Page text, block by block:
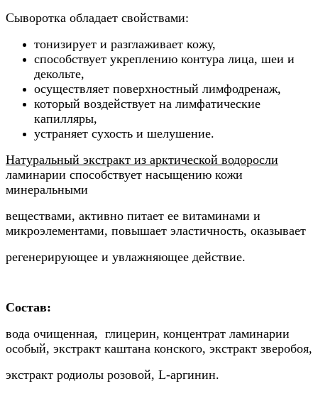
Сыворотка обладает свойствами:
тонизирует и разглаживает кожу,
способствует укреплению контура лица, шеи и
декольте,
осуществляет поверхностный лимфодренаж,
который воздействует на лимфатические
капилляры,
устраняет сухость и шелушение.
Натуральный экстракт из арктической водоросли
ламинарии способствует насыщению кожи
минеральными
веществами, активно питает ее витаминами и
микроэлементами, повышает эластичность, оказывает
регенерирующее и увлажняющее действие.
Состав:
вода очищенная, глицерин, концентрат ламинарии
особый, экстракт каштана конского, экстракт зверобоя,
экстракт родиолы розовой, L-аргинин.